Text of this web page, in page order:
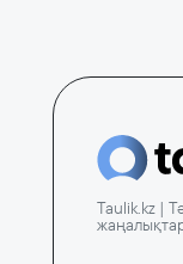
Taulik.kz |